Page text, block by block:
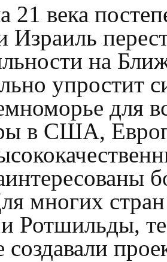
21 века
Израиль
на
упростит
для
в США,
многих
Ротшильды,
создавали